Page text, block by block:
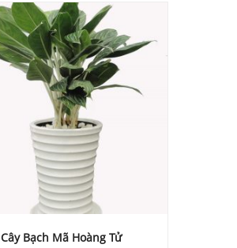
Cây Bạch Mã Hoàng Tử